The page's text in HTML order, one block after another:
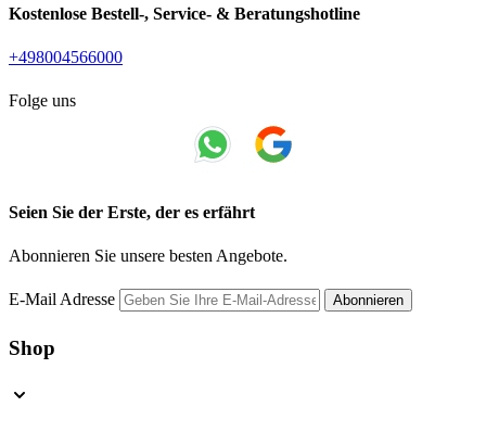
Kostenlose Bestell-, Service- & Beratungshotline
+498004566000
Folge uns
Seien Sie der Erste, der es erfährt
Abonnieren Sie unsere besten Angebote.
E-Mail Adresse Abonnieren
Shop